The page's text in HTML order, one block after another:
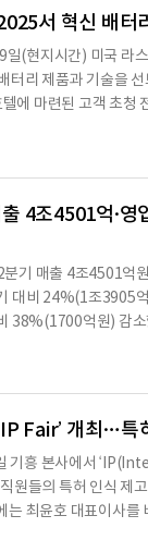
서 혁신 배터
(현지시간) 미국 라
터리 제품과 기술을
에 마련된 고객 초청
신상’을 받은 배터
리 기술도 공개됐다.
4조4501억·
기 매출 4조4501억
대비 24%(1조3905
38%(1700억원) 감
15%(7089억원) 하
기 대비 3%(65억원)
시장 수요 둔화에 따
Fair’ 개최…특
기흥 본사에서
원들의 특허 인식 제
는 최윤호 대표이사